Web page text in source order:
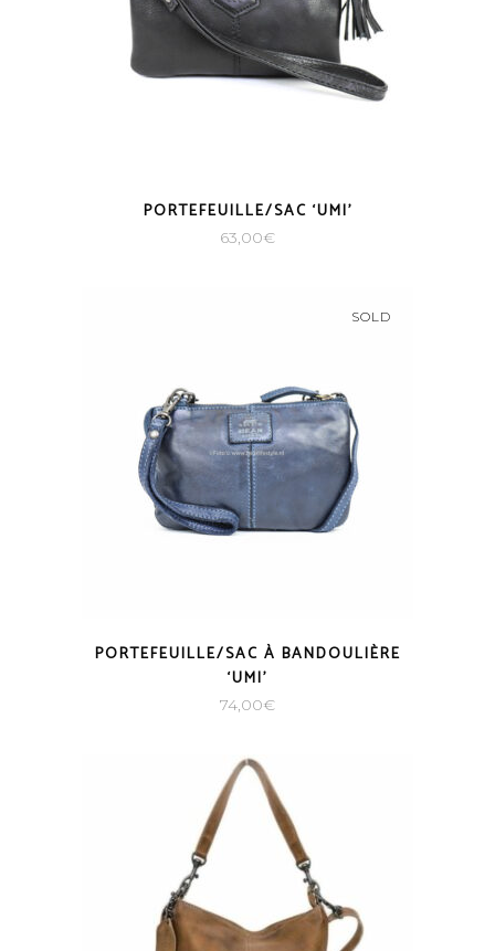
PORTEFEUILLE/SAC ‘UMI’
63,00€
SOLD
PORTEFEUILLE/SAC À BANDOULIÈRE
‘UMI’
74,00€